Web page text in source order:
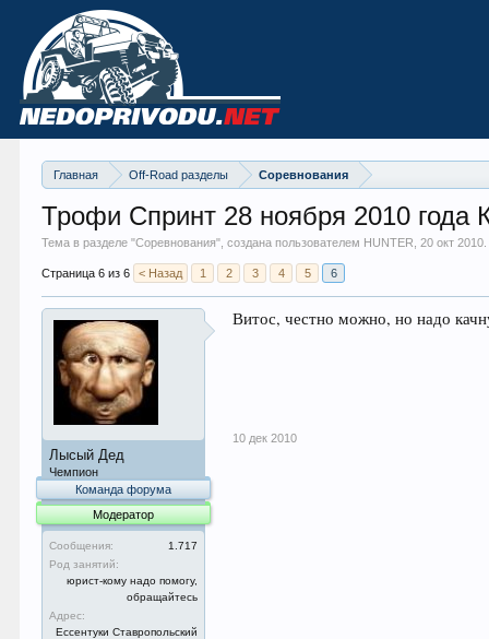
Главная Off-Road разделы Соревнования
Трофи Спринт 28 ноября 2010 года
Тема в разделе "Соревнования", создана пользователем HUNTER,20 окт 2010
Страница 6 из 6 < Назад 1 2 3 4 5 6
Лысый Дед
Чемпион
Команда форума
Модератор
Сообщения:
1.717
Род занятий:
юрист-кому надо помогу,
обращайтесь
Адрес:
Ессентуки Ставропольский
Витос, честно можно, но надо
10 дек 2010